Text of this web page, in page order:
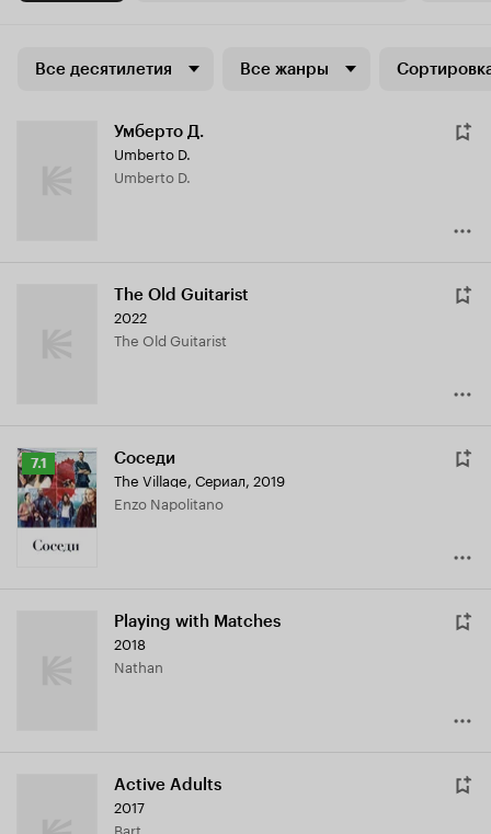
Все десятилетия Все жанры
Умберто Д.
Umberto D.
Umberto D.
The Old Guitarist
2022
The Old Guitarist
Рейтинг
Кинопоиска
7.1
7.1 Соседи
The Village, Сериал, 2019
Enzo Napolitano
Playing with Matches
2018
Nathan
Active Adults
2017
Bart